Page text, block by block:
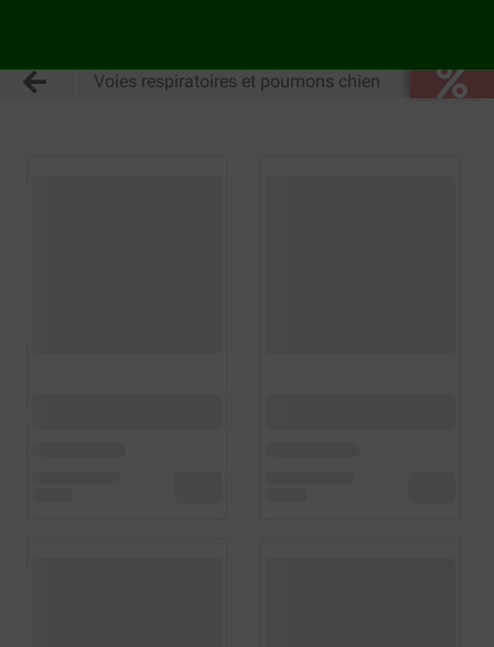
Voies respiratoires et poumons chien